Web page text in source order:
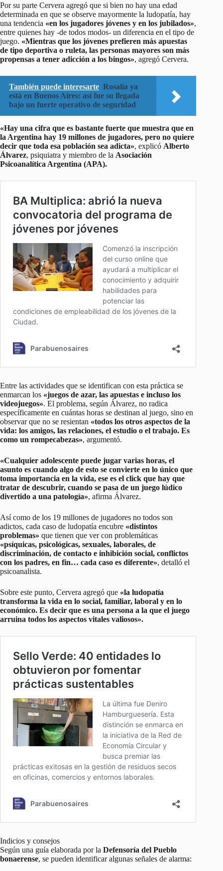
Por su parte Cervera agregó que si bien no hay una edad
determinada en que se observe mayormente la ludopatía, hay
una tendencia «en los jugadores jóvenes y en los jubilados»,
entre quienes hay -de todos modos- un diferencia en el tipo de
juego. «Mientras que los jóvenes prefieren más apuestas
de tipo deportiva o ruleta, las personas mayores son más
propensas a tener adicción a los bingos», agregó Cervera.
También puede interesarte Rosalía ya
está en Buenos Aires: así fue su llegada
bajo un fuerte operativo de seguridad
«Hay una cifra que es bastante fuerte que muestra que en
la Argentina hay 19 millones de jugadores, pero no quiere
decir que toda esa población sea adicta», explicó Alberto
Álvarez, psiquiatra y miembro de la Asociación
Psicoanalítica Argentina (APA).
Entre las actividades que se identifican con esta práctica se
enmarcan los «juegos de azar, las apuestas e incluso los
videojuegos». El problema, según Álvarez, no radica
específicamente en cuántas horas se destinan al juego, sino en
observar que no se resientan «todos los otros aspectos de la
vida: los amigos, las relaciones, el estudio o el trabajo. Es
como un rompecabezas», argumentó.
«Cualquier adolescente puede jugar varias horas, el
asunto es cuando algo de esto se convierte en lo único que
toma importancia en la vida, ese es el click que hay que
tratar de descubrir, cuando se pasa de un juego lúdico
divertido a una patología», afirma Álvarez.
Así como de los 19 millones de jugadores no todos son
adictos, cada caso de ludopatía encubre «distintos
problemas» que tienen que ver con problemáticas
«psíquicas, psicológicas, sexuales, laborales, de
discriminación, de contacto e inhibición social, conflictos
con los padres, en fin… cada caso es diferente», detalló el
psicoanalista.
Sobre este punto, Cervera agregó que «la ludopatía
transforma la vida en lo social, familiar, laboral y en lo
económico. Es decir que es una persona a la que el juego
arruina todos los aspectos vitales valiosos».
Indicios y consejos
Según una guía elaborada por la Defensoría del Pueblo
bonaerense, se pueden identificar algunas señales de alarma: